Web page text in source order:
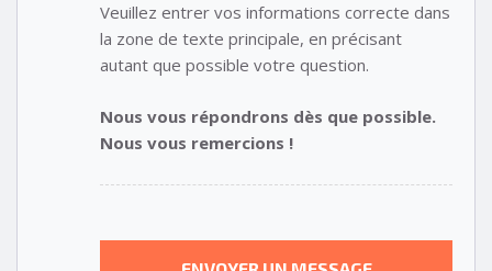
Veuillez entrer vos informations correcte dans
la zone de texte principale, en précisant
autant que possible votre question.
Nous vous répondrons dès que possible.
Nous vous remercions !